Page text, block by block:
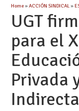
Home»ACCIÓN SINDICAL»
UGT
para el
Privada
Indirecta